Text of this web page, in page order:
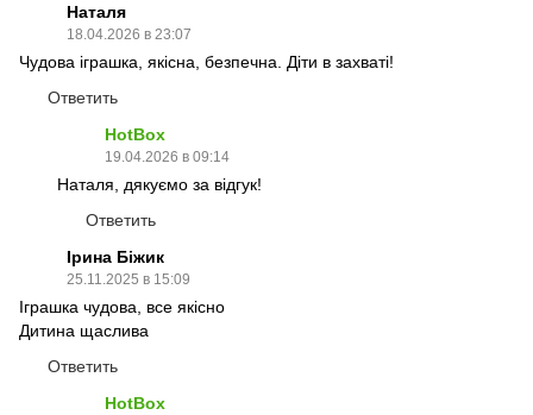
Наталя
18.04.2026 в 23:07
Чудова іграшка, якісна, безпечна. Діти в захваті!
Ответить
HotBox
19.04.2026 в 09:14
Наталя, дякуємо за відгук!
Ответить
Ірина Біжик
25.11.2025 в 15:09
Іграшка чудова, все якісно
Дитина щаслива
Ответить
HotBox